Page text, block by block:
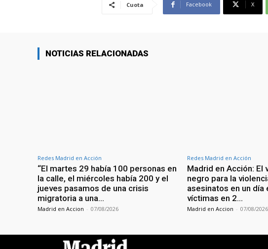
Cuota Facebook X
NOTICIAS RELACIONADAS
Redes Madrid en Acción
“El martes 29 había 100 personas en
la calle, el miércoles había 200 y el
jueves pasamos de una crisis
migratoria a una…
Madrid en Accion - 07/08/2026
Redes Madrid en Acción
Madrid en Acción: El
negro para la
asesinatos en un día
víctimas en 2…
Madrid en Accion - 07/08/2026